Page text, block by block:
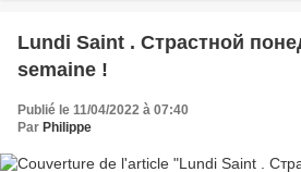
Lundi Saint . Страстной понедельник bonne
semaine !
Publié le 11/04/2022 à 07:40
Par Philippe